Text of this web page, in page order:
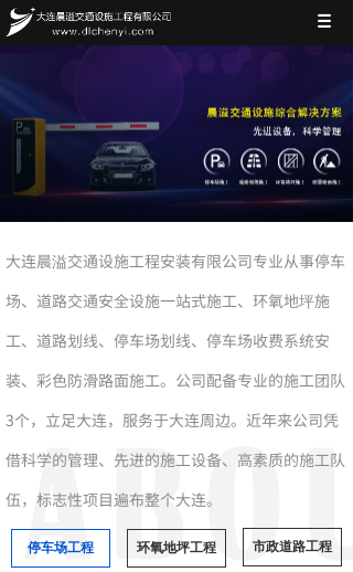
大连晨溢交通设施工程安装有限公司专业从事停车
场、道路交通安全设施一站式施工、环氧地坪施
工、道路划线、停车场划线、停车场收费系统安
装、彩色防滑路面施工。公司配备专业的施工团队
3个，立足大连，服务于大连周边。近年来公司凭
借科学的管理、先进的施工设备、高素质的施工队
伍，标志性项目遍布整个大连。
停车场工程 环氧地坪工程 市政道路工程